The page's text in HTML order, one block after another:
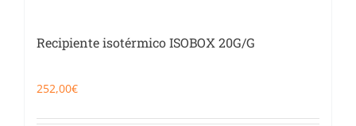
Recipiente isotérmico ISOBOX 20G/G
252,00€